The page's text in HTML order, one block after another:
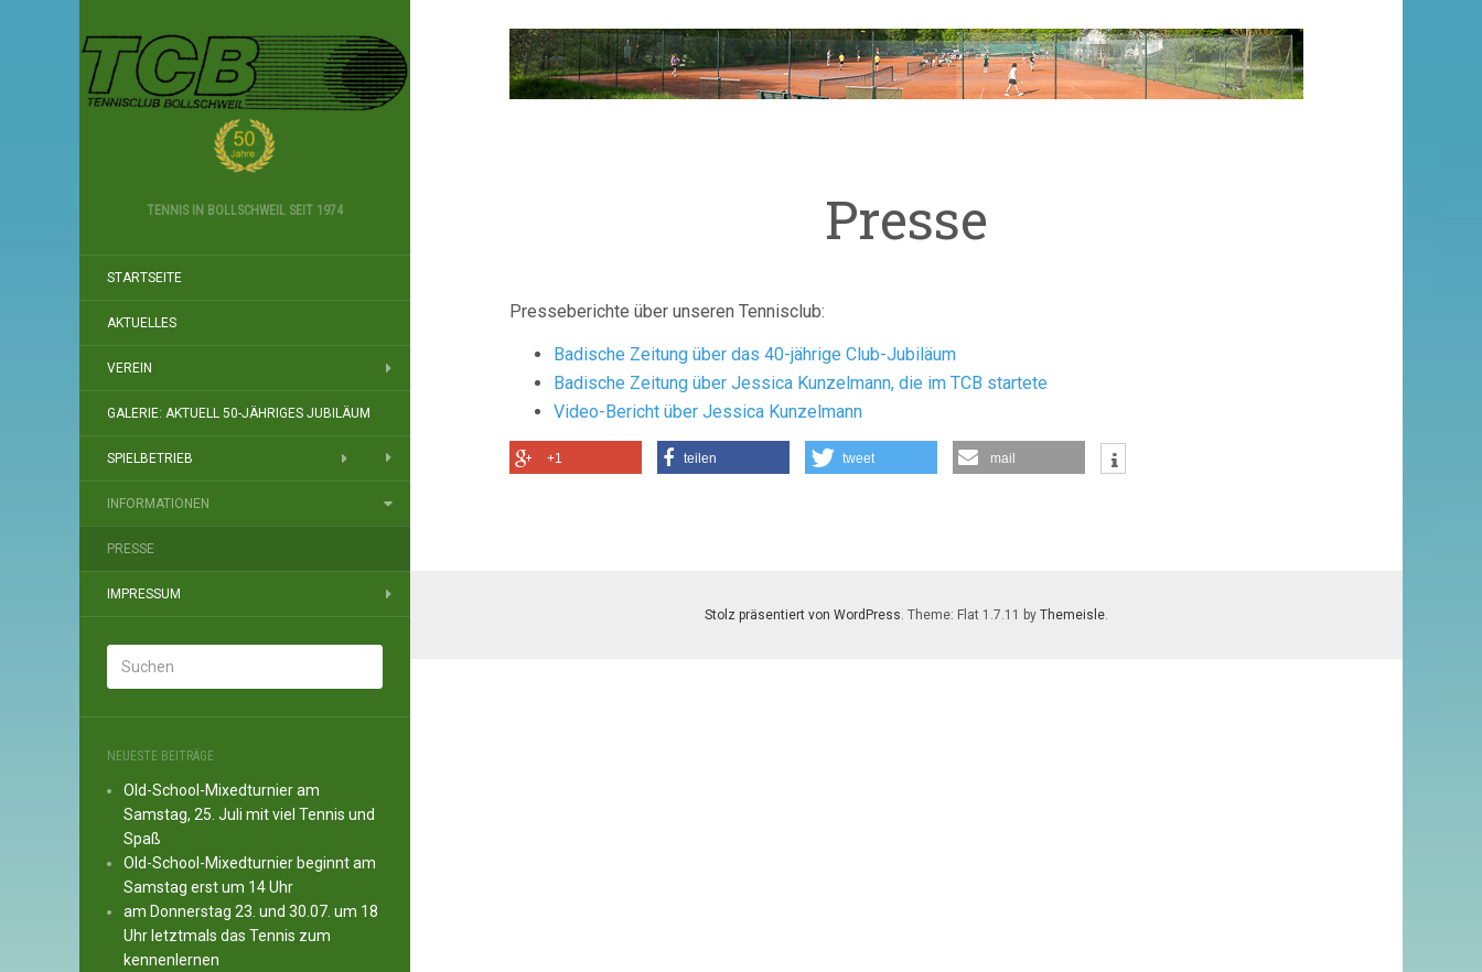
TENNIS IN BOLLSCHWEIL SEIT 1974
STARTSEITE
AKTUELLES
VEREIN
GALERIE: AKTUELL 50-JÄHRIGES JUBILÄUM
SPIELBETRIEB
INFORMATIONEN
PRESSE
IMPRESSUM
NEUESTE BEITRÄGE
Old-School-Mixedturnier am
Samstag, 25. Juli mit viel Tennis und
Spaß
Old-School-Mixedturnier beginnt am
Samstag erst um 14 Uhr
am Donnerstag 23. und 30.07. um 18
Uhr letztmals das Tennis zum
kennenlernen
Presse
Presseberichte über unseren Tennisclub:
Badische Zeitung über das 40-jährige Club-Jubiläum
Badische Zeitung über Jessica Kunzelmann, die im TCB startete
Video-Bericht über Jessica Kunzelmann
+1 teilen tweet mail
Stolz präsentiert von WordPress. Theme: Flat 1.7.11 by Themeisle.